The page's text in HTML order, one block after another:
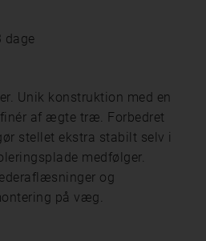
dage
Unik konstruktion med en
af ægte træ. Forbedret
stellet ekstra stabilt selv i
medfølger.
og
på væg.